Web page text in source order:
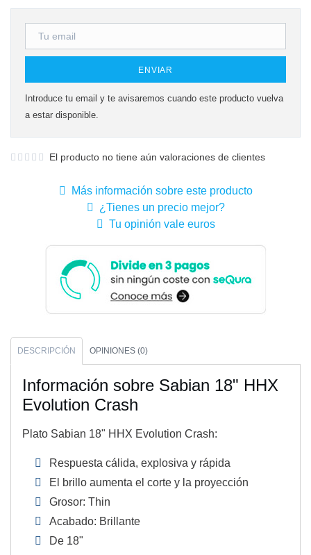
ENVIAR
Introduce tu email y te avisaremos cuando este producto vuelva
a estar disponible.
El producto no tiene aún valoraciones de clientes
Más información sobre este producto
¿Tienes un precio mejor?
Tu opinión vale euros
DESCRIPCIÓN OPINIONES (0)
Información sobre Sabian 18" HHX
Evolution Crash
Plato Sabian 18" HHX Evolution Crash:
Respuesta cálida, explosiva y rápida
El brillo aumenta el corte y la proyección
Grosor: Thin
Acabado: Brillante
De 18"